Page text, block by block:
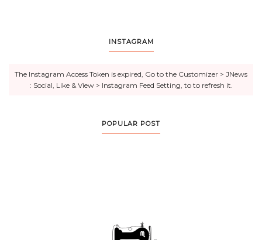
INSTAGRAM
The Instagram Access Token is expired, Go to the Customizer > JNews
: Social, Like & View > Instagram Feed Setting, to to refresh it.
POPULAR POST